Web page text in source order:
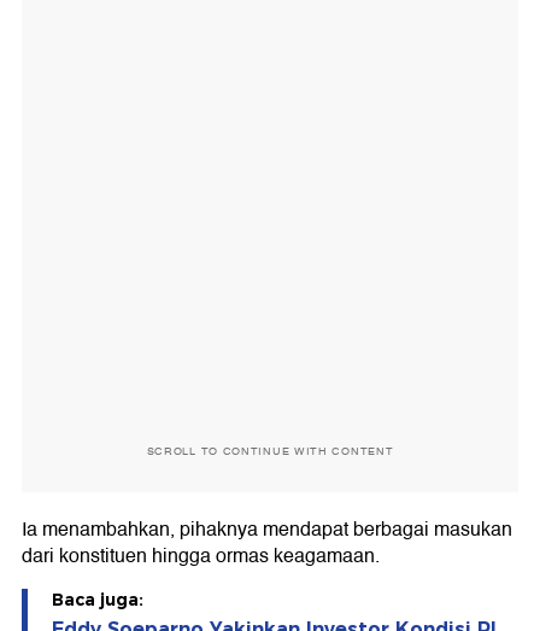
SCROLL TO CONTINUE WITH CONTENT
Ia menambahkan, pihaknya mendapat berbagai masukan
dari konstituen hingga ormas keagamaan.
Baca juga: